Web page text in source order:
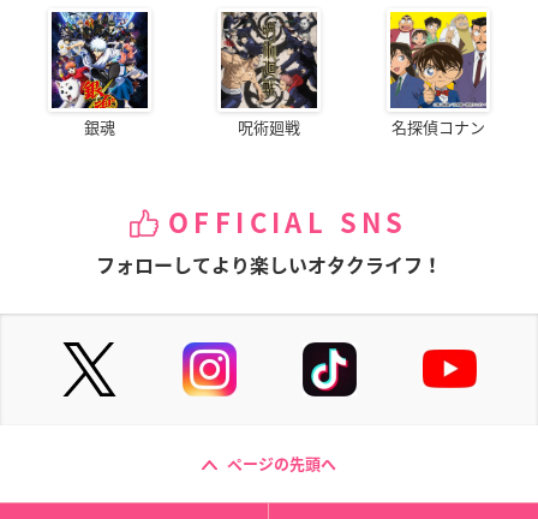
銀魂 呪術廻戦 名探偵コナン
OFFICIAL SNS
フォローしてより楽しいオタクライフ！
ページの先頭へ